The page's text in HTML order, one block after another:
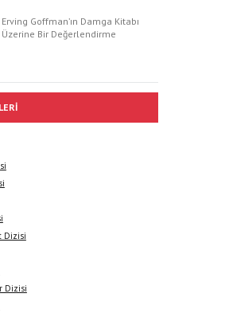
Erving Goffman’ın Damga Kitabı
Üzerine Bir Değerlendirme
Dizisi
Dizisi